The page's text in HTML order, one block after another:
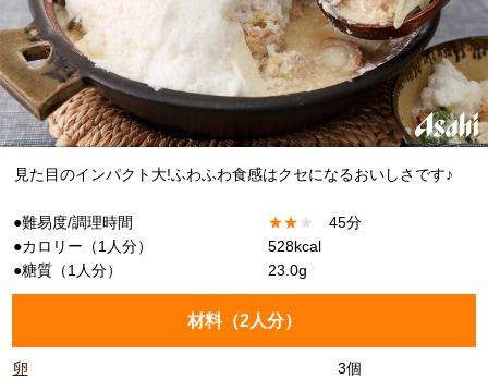
見た目のインパクト大!ふわふわ食感はクセになるおいしさです♪
●難易度/調理時間 ★★★
45分
●カロリー（1人分）
528kcal
●糖質（1人分）
23.0g
材料（2人分）
卵 3個